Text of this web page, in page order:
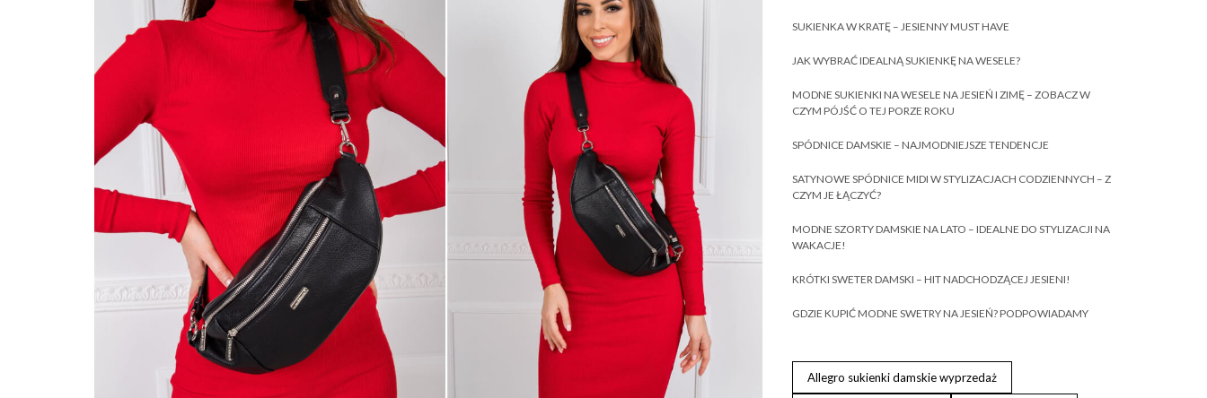
SUKIENKA W KRATĘ – JESIENNY MUST HAVE
JAK WYBRAĆ IDEALNĄ SUKIENKĘ NA WESELE?
MODNE SUKIENKI NA WESELE NA JESIEŃ I ZIMĘ – ZOBACZ W
CZYM PÓJŚĆ O TEJ PORZE ROKU
SPÓDNICE DAMSKIE – NAJMODNIEJSZE TENDENCJE
SATYNOWE SPÓDNICE MIDI W STYLIZACJACH CODZIENNYCH – Z
CZYM JE ŁĄCZYĆ?
MODNE SZORTY DAMSKIE NA LATO – IDEALNE DO STYLIZACJI NA
WAKACJE!
KRÓTKI SWETER DAMSKI – HIT NADCHODZĄCEJ JESIENI!
GDZIE KUPIĆ MODNE SWETRY NA JESIEŃ? PODPOWIADAMY
Allegro sukienki damskie wyprzedaż